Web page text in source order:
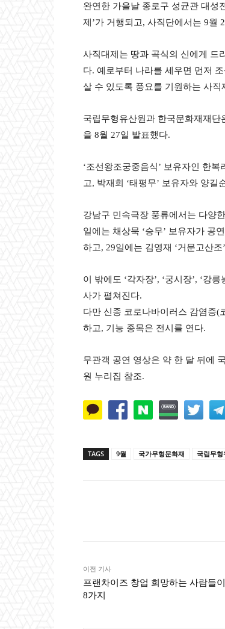
완연한 가을날 종로구 성균관 대성
제’가 거행되고, 사직단에서는 9월
사직대제는 땅과 곡식의 신에게 드
다. 예로부터 나라를 세우면 먼저
살 수 있도록 풍요를 기원하는 사직
국립무형유산원과 한국문화재재
을 8월 27일 발표했다.
‘조선왕조궁중음식’ 보유자인 한
고, 박재희 ‘태평무’ 보유자와 양길
강남구 민속극장 풍류에서는 다양
일에는 채상묵 ‘승무’ 보유자가 공
하고, 29일에는 김영재 ‘거문고산
이 밖에도 ‘각자장’, ‘궁시장’, ‘강릉
사가 펼쳐진다.
다만 신종 코로나바이러스 감염증(
하고, 기능 종목은 전시를 연다.
무관객 공연 영상은 약 한 달 뒤에
원 누리집 참조.
TAGS 9월 국가무형문화재 국립무형
이전 기사
프랜차이즈 창업 희망하는 사람들
8가지